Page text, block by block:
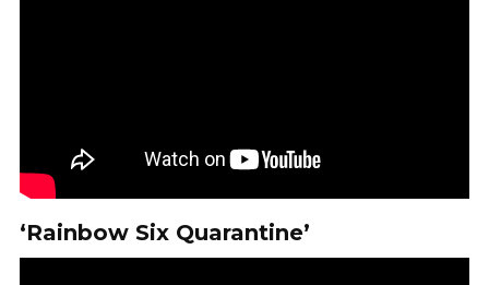
‘Rainbow Six Quarantine’